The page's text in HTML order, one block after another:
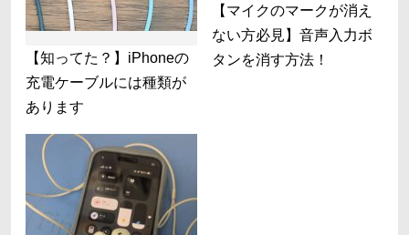
【知ってた？】iPhoneの
充電ケーブルには種類が
あります
【マイクのマークが消え
ない方必見】音声入力ボ
タンを消す方法！